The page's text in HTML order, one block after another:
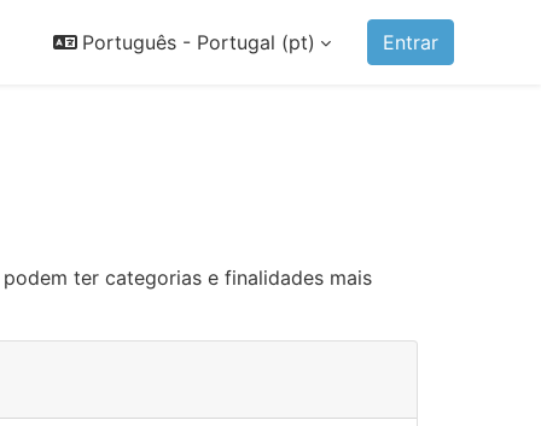
Português - Portugal ‎(pt)‎ Entrar
ter categorias e finalidades mais